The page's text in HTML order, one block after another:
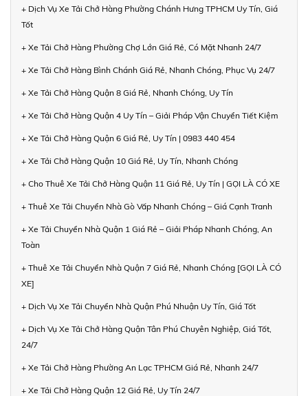
+ Dịch Vụ Xe Tải Chở Hàng Phường Chánh Hưng TPHCM Uy Tín, Giá
Tốt
+ Xe Tải Chở Hàng Phường Chợ Lớn Giá Rẻ, Có Mặt Nhanh 24/7
+ Xe Tải Chở Hàng Bình Chánh Giá Rẻ, Nhanh Chóng, Phục Vụ 24/7
+ Xe Tải Chở Hàng Quận 8 Giá Rẻ, Nhanh Chóng, Uy Tín
+ Xe Tải Chở Hàng Quận 4 Uy Tín – Giải Pháp Vận Chuyển Tiết Kiệm
+ Xe Tải Chở Hàng Quận 6 Giá Rẻ, Uy Tín | 0983 440 454
+ Xe Tải Chở Hàng Quận 10 Giá Rẻ, Uy Tín, Nhanh Chóng
+ Cho Thuê Xe Tải Chở Hàng Quận 11 Giá Rẻ, Uy Tín | GỌI LÀ CÓ XE
+ Thuê Xe Tải Chuyển Nhà Gò Vấp Nhanh Chóng – Giá Cạnh Tranh
+ Xe Tải Chuyển Nhà Quận 1 Giá Rẻ – Giải Pháp Nhanh Chóng, An
Toàn
+ Thuê Xe Tải Chuyển Nhà Quận 7 Giá Rẻ, Nhanh Chóng [GỌI LÀ CÓ
XE]
+ Dịch Vụ Xe Tải Chuyển Nhà Quận Phú Nhuận Uy Tín, Giá Tốt
+ Dịch Vụ Xe Tải Chở Hàng Quận Tân Phú Chuyên Nghiệp, Giá Tốt,
24/7
+ Xe Tải Chở Hàng Phường An Lạc TPHCM Giá Rẻ, Nhanh 24/7
+ Xe Tải Chở Hàng Quận 12 Giá Rẻ, Uy Tín 24/7